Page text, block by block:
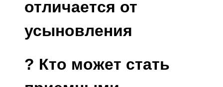
отличается от
усыновления
? Кто может стать